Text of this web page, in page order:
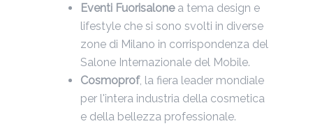
Eventi Fuorisalonea tema design e
lifestyle che si sono svolti in diverse
zone di Milano in corrispondenza del
Salone Internazionale del Mobile.
Cosmoprof, la fiera leader mondiale
per l'intera industria della cosmetica
e della bellezza professionale.